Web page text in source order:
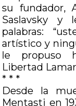
su fundador,
Saslavsky y
palabras:
artístico y
le propuso
Libertad
* * *
Desde la
Mentasti en